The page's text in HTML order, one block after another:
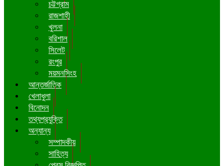
চট্টগ্রাম
রাজশাহী
খুলনা
বরিশাল
সিলেট
রংপুর
ময়মনসিংহ
আন্তর্জাতিক
খেলাধুলা
বিনোদন
তথ্যপ্রযুক্তি
অন্যান্য
সম্পাদকীয়
সাহিত্য